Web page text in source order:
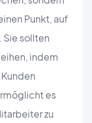
Punkt, auf
Sie sollten
indem
es
zu